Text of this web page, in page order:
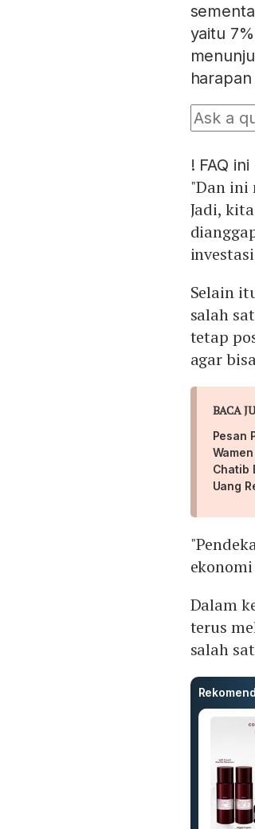
yaitu
! FAQ
"Dan ini
Jadi,
Selain
salah
tetap
agar
BACA
Pesan
Chatib
Uang
Dalam
terus
salah